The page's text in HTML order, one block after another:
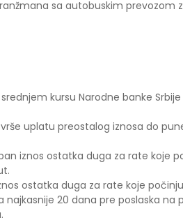
sa autobuskim prevozom
kursu Narodne banke
uplatu preostalog iznosa do
iznos ostatka duga za rate koje
ostatka duga za rate koje
20 dana pre poslaska na